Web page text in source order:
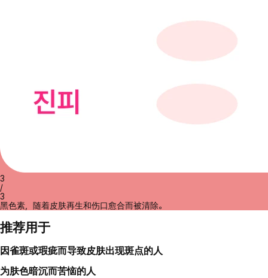
3
/
3
黑色素，随着皮肤再生和伤口愈合而被清除。
推荐用于
因雀斑或瑕疵而导致皮肤出现斑点的人
为肤色暗沉而苦恼的人